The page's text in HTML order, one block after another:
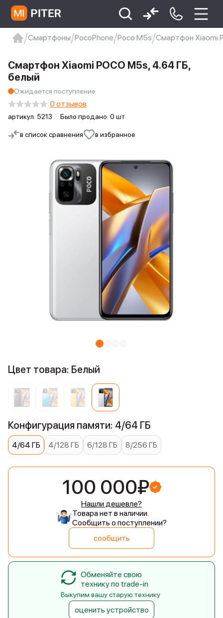
Xiaomi 9 про
xiaomi redmi 12c
Смартфоны PocoPhone Poco M5s Смартфон Xiaomi
в список сравнения в избранное
Смартфон Xiaomi POCO M5s, 4.64 ГБ,
белый
Ожидается поступление
артикул: 5213 Было продано: 0 шт
0 отзывов
Цвет товара: Белый
Конфигурация памяти: 4/64 ГБ
4/64 ГБ 4/128 ГБ 6/128 ГБ 8/256 ГБ
100 000₽
Нашли дешевле?
Товара нет в наличии.
Сообщить о поступлении?
сообщить
Обменяйте свою
технику по trade-in
Выкупим вашу старую технику
оценить устройство